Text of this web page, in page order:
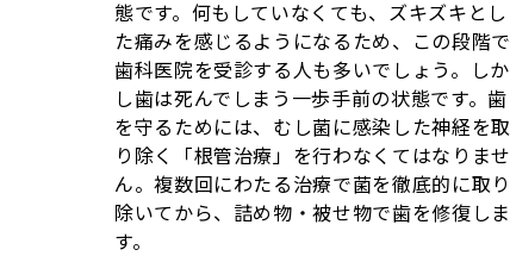
態です。何もしていなくても、ズキズキとし
た痛みを感じるようになるため、この段階で
歯科医院を受診する人も多いでしょう。しか
し歯は死んでしまう一歩手前の状態です。歯
を守るためには、むし菌に感染した神経を取
り除く「根管治療」を行わなくてはなりませ
ん。複数回にわたる治療で菌を徹底的に取り
除いてから、詰め物・被せ物で歯を修復しま
す。